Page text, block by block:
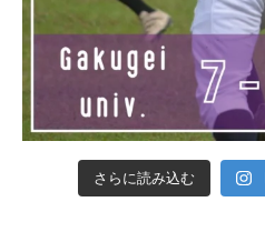
さらに読み込む